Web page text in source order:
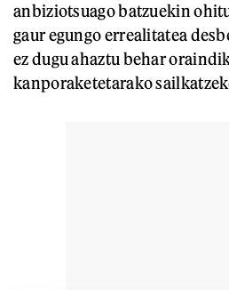
anbiziotsuago batzuekin
gaur egungo errealitatea
ez dugu ahaztu behar
kanporaketetarako